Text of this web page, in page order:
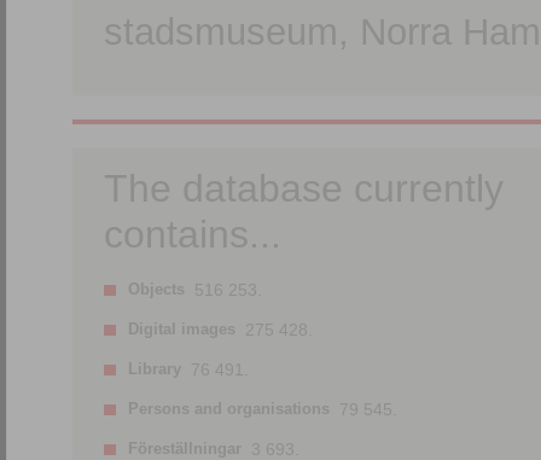
stadsmuseum, Norra
The database currently
contains...
Objects 516 253.
Digital images 275 428.
Library 76 491.
Persons and organisations 79 545.
Föreställningar 3 693.